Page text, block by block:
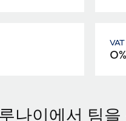
VAT
0%
이에서 팀을